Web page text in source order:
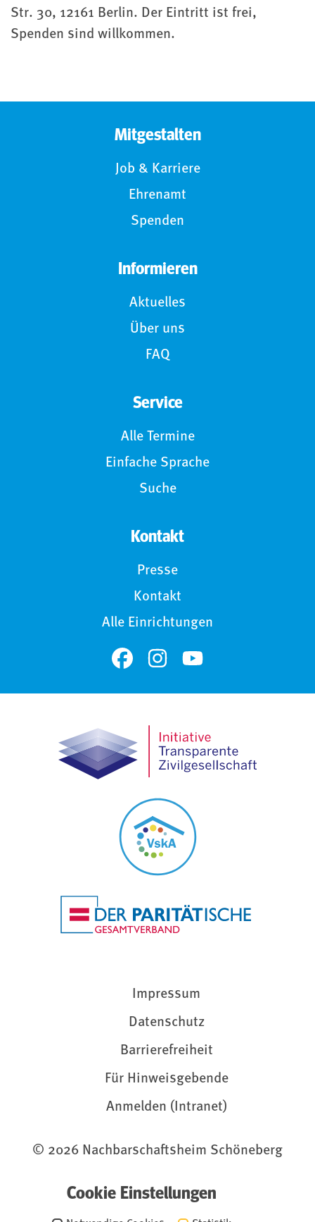
Str. 30, 12161 Berlin. Der Eintritt ist frei,
Spenden sind willkommen.
Mitgestalten
Job & Karriere
Ehrenamt
Spenden
Informieren
Aktuelles
Über uns
FAQ
Service
Alle Termine
Einfache Sprache
Suche
Kontakt
Presse
Kontakt
Alle Einrichtungen
Impressum
Datenschutz
Barrierefreiheit
Für Hinweisgebende
Anmelden (Intranet)
© 2026 Nachbarschaftsheim Schöneberg
Cookie Einstellungen